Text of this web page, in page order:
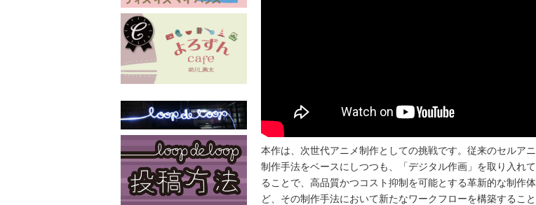
本作は、次世代アニメ制作としての挑戦です。 従来のセルア
制作手法をベースにしつつも、「デジタル作画」を取り入れ
ることで、高品質かつコスト抑制を可能とする革新的な制作
ど、 その制作手法において新たなワークフローを構築するこ